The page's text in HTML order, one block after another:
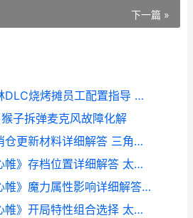
下一篇 »
《潜水员戴夫》丛林DLC烧烤摊员工配置指导 潜水员戴夫海鳝怎么抓
子拆弹麦克风故障化解
《三角洲行动》洗消仓更新材料详细解答 三角洲行动
《太吾绘卷：天幕心帷》存档位置详细解答 太吾绘卷天幕心帷修改器
《太吾绘卷：天幕心帷》魔力属性影响详细解答 太吾绘卷天人捏脸
《太吾绘卷：天幕心帷》开局特性组合选择 太吾绘卷天通神术